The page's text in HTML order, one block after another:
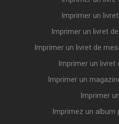
Imprimer un
Imprimer un livret
Imprimer un livret de
Imprimer un livret
Imprimer un
Imprimer
Imprimez un album